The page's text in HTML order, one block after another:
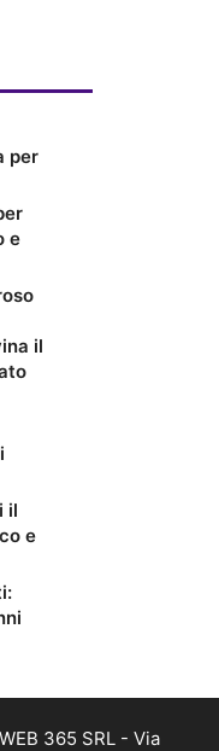
per
e
il
il
e
365 SRL - Via